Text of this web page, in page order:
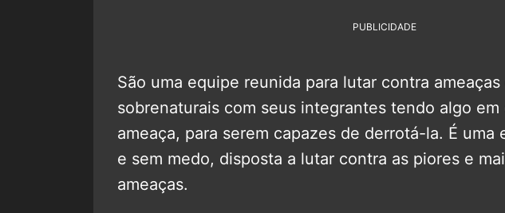
PUBLICIDADE
São uma equipe reunida para lutar contra
sobrenaturais com seus integrantes tendo algo em
ameaça, para serem capazes de derrotá-la. É uma
e sem medo, disposta a lutar contra as piores e
ameaças.